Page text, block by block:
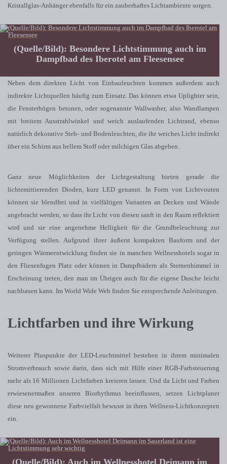
Kristallglas-Anhänger ebenfalls für ein zauberhaftes Lichtambiente sorgen.
(Quelle/Bild): Besondere Lichtstimmung auch im
Dampfbad des Iberotel am Fleesensee
Neben dem direkten Licht von Einbauleuchten kommen außerdem auch
indirekte Lichtquellen häufig zum Einsatz. Das können etwa Uplighter sein,
die Fensterbögen betonen, oder sogenannte Wallwasher, also Wandlampen
mit breitem Ausstrahlwinkel und weich auslaufenden Lichtrand, ebenso
natürlich dekorative Steh- und Bodenleuchten, die ihr weiches Licht indirekt
über ein Schirm aus hellem Stoff oder milchigen Glas abgeben.
Ganz neue Möglichkeiten der Lichtgestaltung bieten gerade die
lichtemittierenden Dioden, kurz LED genannt. In Form von Lichtvouten
können sie blendfrei und in vielfältigen Varianten an Decken und Wände
angebracht werden, so dass ihr Licht von diesen sanft in den Raum reflektiert
wird und sie eine angenehme Helligkeit für die Grundbeleuchtung zur
Verfügung stellen. Aufgrund ihrer äußerst kompakten Bauform und der
geringen Wärmeentwicklung finden sie in manchen Wellnesshotels sogar in
den Fliesenfugen Platz oder können in Dampfbädern als Sternenhimmel in
Erscheinung treten, den man im Übrigen auch für die eigene Dusche leicht
nachbauen kann. Im World Wide Web finden Sie entsprechende Anleitungen.
Lichtfarben und ihre Wirkung
Weiterer Pluspunkte der LED-Leuchtmittel bestehen in ihrem minimalen
Stromverbrauch sowie darin, dass sich mit Hilfe einer RGB-Farbsteuerung
mehr als 16 Millionen Lichtfarben kreieren lassen. Und da Licht und Farben
erwiesenermaßen unseren Biorhythmus beeinflussen, setzen Lichtplaner
diese neu gewonnene Farbvielfalt bewusst in ihren Wellness-Lichtkonzepten
ein.
(Quelle/Bild): Auch im Wellnesshotel Deimann im